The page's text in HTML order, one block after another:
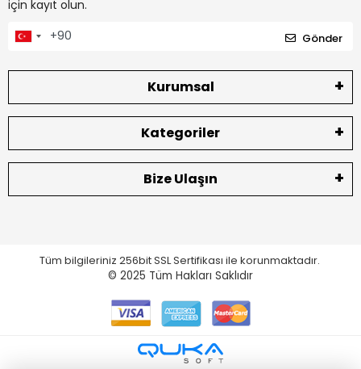
için kayıt olun.
Gönder
Kurumsal
Kategoriler
Bize Ulaşın
Tüm bilgileriniz 256bit SSL Sertifikası ile korunmaktadır.
© 2025 Tüm Hakları Saklıdır